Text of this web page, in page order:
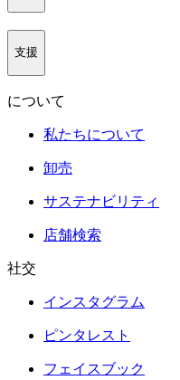
支援
について
私たちについて
卸売
サステナビリティ
店舗検索
社交
インスタグラム
ピンタレスト
フェイスブック